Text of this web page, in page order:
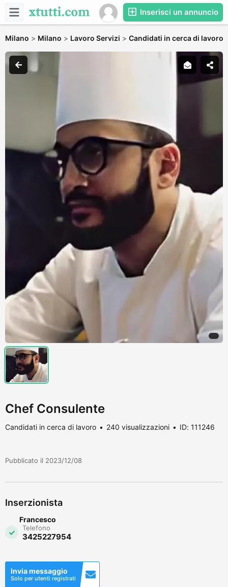
Inserisci un annuncio
Milano > Milano > Lavoro Servizi > Candidati in cerca di lavoro
Chef Consulente
Candidati in cerca di lavoro 240 visualizzazioni ID: 111246
Pubblicato il 2023/12/08
Inserzionista
Francesco
Telefono
3425227954
Invia messaggio
Solo per utenti registrati